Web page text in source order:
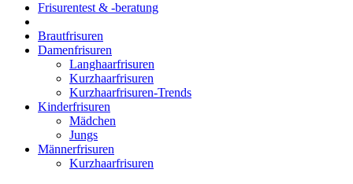
Frisurentest & -beratung
Brautfrisuren
Damenfrisuren
Langhaarfrisuren
Kurzhaarfrisuren
Kurzhaarfrisuren-Trends
Kinderfrisuren
Mädchen
Jungs
Männerfrisuren
Kurzhaarfrisuren